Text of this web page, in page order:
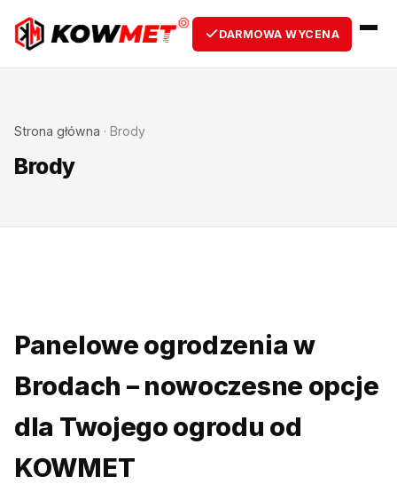
DARMOWA WYCENA
Strona główna · Brody
Brody
Panelowe ogrodzenia w
Brodach – nowoczesne opcje
dla Twojego ogrodu od
KOWMET